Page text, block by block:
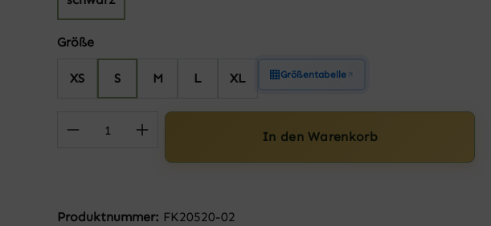
Größeauswählen
XS S M L XL Größentabelle
Produkt Anzahl: Gib den gewünschten Wert
In den Warenkorb
Produktnummer: FK20520-02